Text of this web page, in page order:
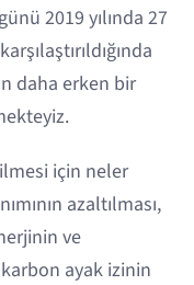
2019 yılında 27
daha erken bir
için neler
azaltılması,
ve
ayak izinin